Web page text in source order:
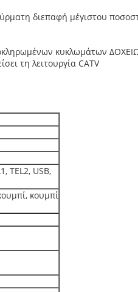
διεπαφή μέγιστου
κυκλωμάτων
τη λειτουργία CATV
TEL2, USB,
κουμπί